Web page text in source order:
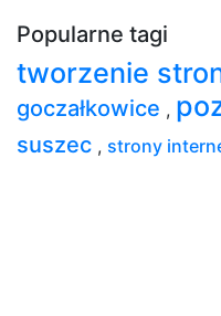
Popularne tagi
tworzenie
goczałkowice ,
suszec , strony